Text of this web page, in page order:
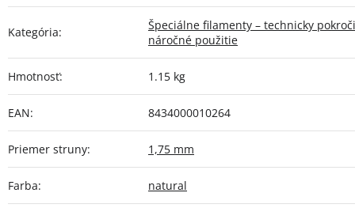
Kategória:
Špeciálne filamenty – technicky
náročné použitie
Hmotnosť: 1.15 kg
EAN: 8434000010264
Priemer struny: 1,75 mm
Farba: natural